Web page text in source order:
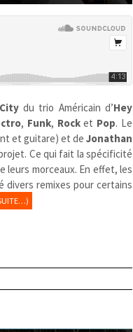
du trio Américain d’Hey
, Funk, Rocket Pop. Le
et guitare) et deJonathan
Ce qui fait la spécificité
leurs morceaux. En effet, les
divers remixes pour certains